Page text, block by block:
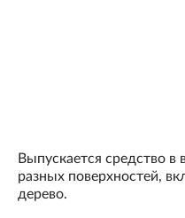
Выпускается средство
разных поверхностей,
дерево.